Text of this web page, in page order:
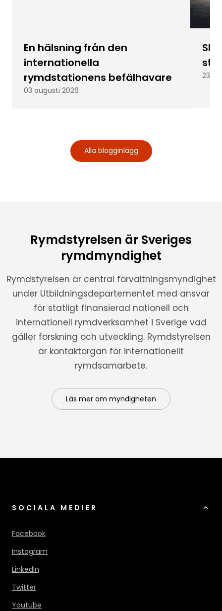
En hälsning från den
internationella
rymdstationens befälhavare
03 augusti 2026
23
Alla blogginlägg
Rymdstyrelsen är Sveriges
rymdmyndighet
Rymdstyrelsen är central förvaltningsmyndighet
under Utbildningsdepartementet med ansvar
för statligt finansierad nationell och
internationell rymdverksamhet i Sverige vad
gäller forskning och utveckling. Rymdstyrelsen
är kontaktorgan för internationellt
rymdsamarbete.
Läs mer om myndigheten
SOCIALA MEDIER
Facebook
Instagram
LinkedIn
Twitter
Youtube